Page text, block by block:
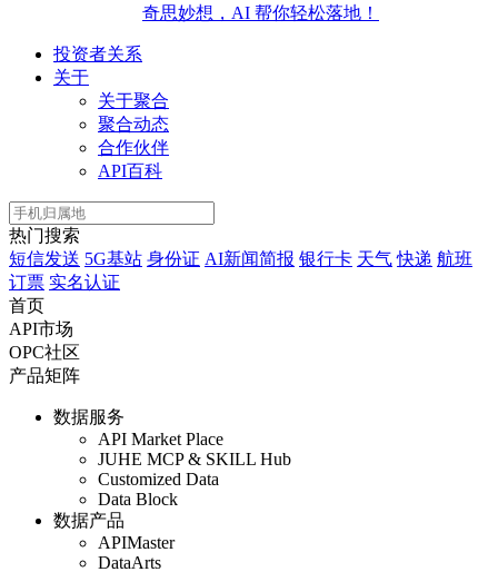
奇思妙想，AI 帮你轻松落地！
投资者关系
关于
关于聚合
聚合动态
合作伙伴
API百科
热门搜索
短信发送 5G基站 身份证 AI新闻简报 银行卡 天气 快递 航班
订票 实名认证
首页
API市场
OPC社区
产品矩阵
数据服务
API Market Place
JUHE MCP & SKILL Hub
Customized Data
Data Block
数据产品
APIMaster
DataArts